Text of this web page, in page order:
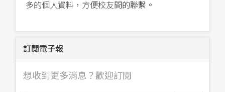
多的個人資料，方便校友間的聯繫。
訂閱電子報
想收到更多消息？歡迎訂閱